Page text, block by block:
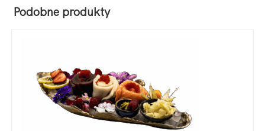
Podobne produkty